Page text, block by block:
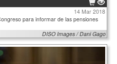
14 Mar 2018
para informar de las pensiones
DISO Images / Dani Gago